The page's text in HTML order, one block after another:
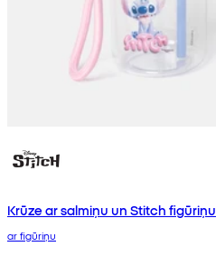
Krūze ar salmiņu un Stitch figūriņu
ar figūriņu